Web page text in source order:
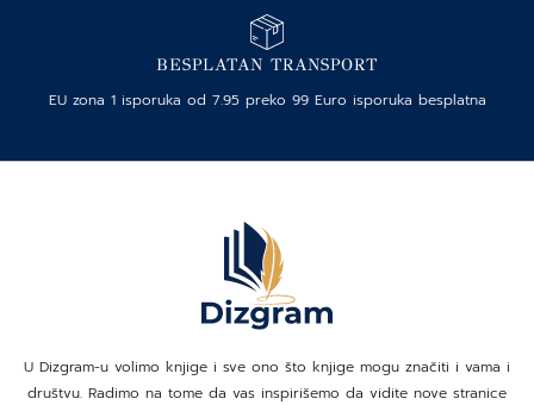
BESPLATAN TRANSPORT
EU zona 1 isporuka od 7.95 preko 99 Euro isporuka besplatna
U Dizgram-u volimo knjige i sve ono što knjige mogu značiti i vama i
društvu. Radimo na tome da vas inspirišemo da vidite nove stranice